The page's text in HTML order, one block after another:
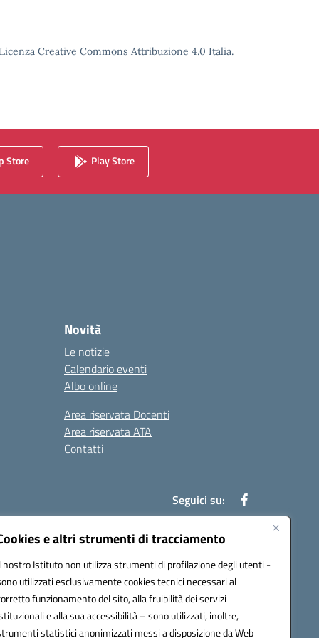
e altri strumenti di tracciamento
nostro Istituto non utilizza strumenti di profilazione degli utenti -
utilizzati esclusivamente cookies tecnici necessari al
funzionamento del sito, alla fruibilità dei servizi
e alla sua accessibilità – sono utilizzati, inoltre,
statistici anonimizzati messi a disposizione da Web
Creative Commons Attribuzione 4.0 Italia.
Store Play Store
Novità
Le notizie
Calendario eventi
Albo online
Area riservata Docenti
Area riservata ATA
Contatti
Seguici su: